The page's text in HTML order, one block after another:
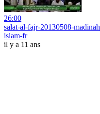
26:00
salat-al-fajr-20130508-madinah
islam-fr
il y a 11 ans